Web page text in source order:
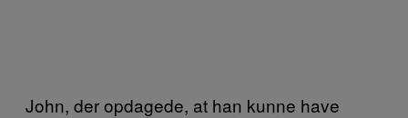
John, der opdagede, at han kunne have